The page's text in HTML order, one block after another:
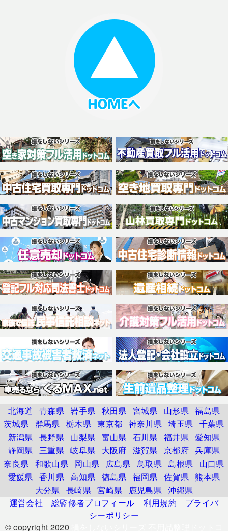
北海道 青森県 岩手県 秋田県 宮城県 山形県 福島県
茨城県
群馬県 栃木県 東京都 神奈川県 埼玉県
千葉県
新潟県
長野県 山梨県 富山県 石川県 福井県 愛知県
静岡県
三重県 岐阜県 大阪府 滋賀県 京都府 兵庫県
奈良県
和歌山県 岡山県 広島県 鳥取県 島根県
山口県
愛媛県
香川県 高知県 徳島県 福岡県 佐賀県
熊本県
大分県
長崎県 宮崎県 鹿児島県 沖縄県
運営会社
総監修者プロフィール 利用規約
プライバ
シーポリシー
© copyright 2020